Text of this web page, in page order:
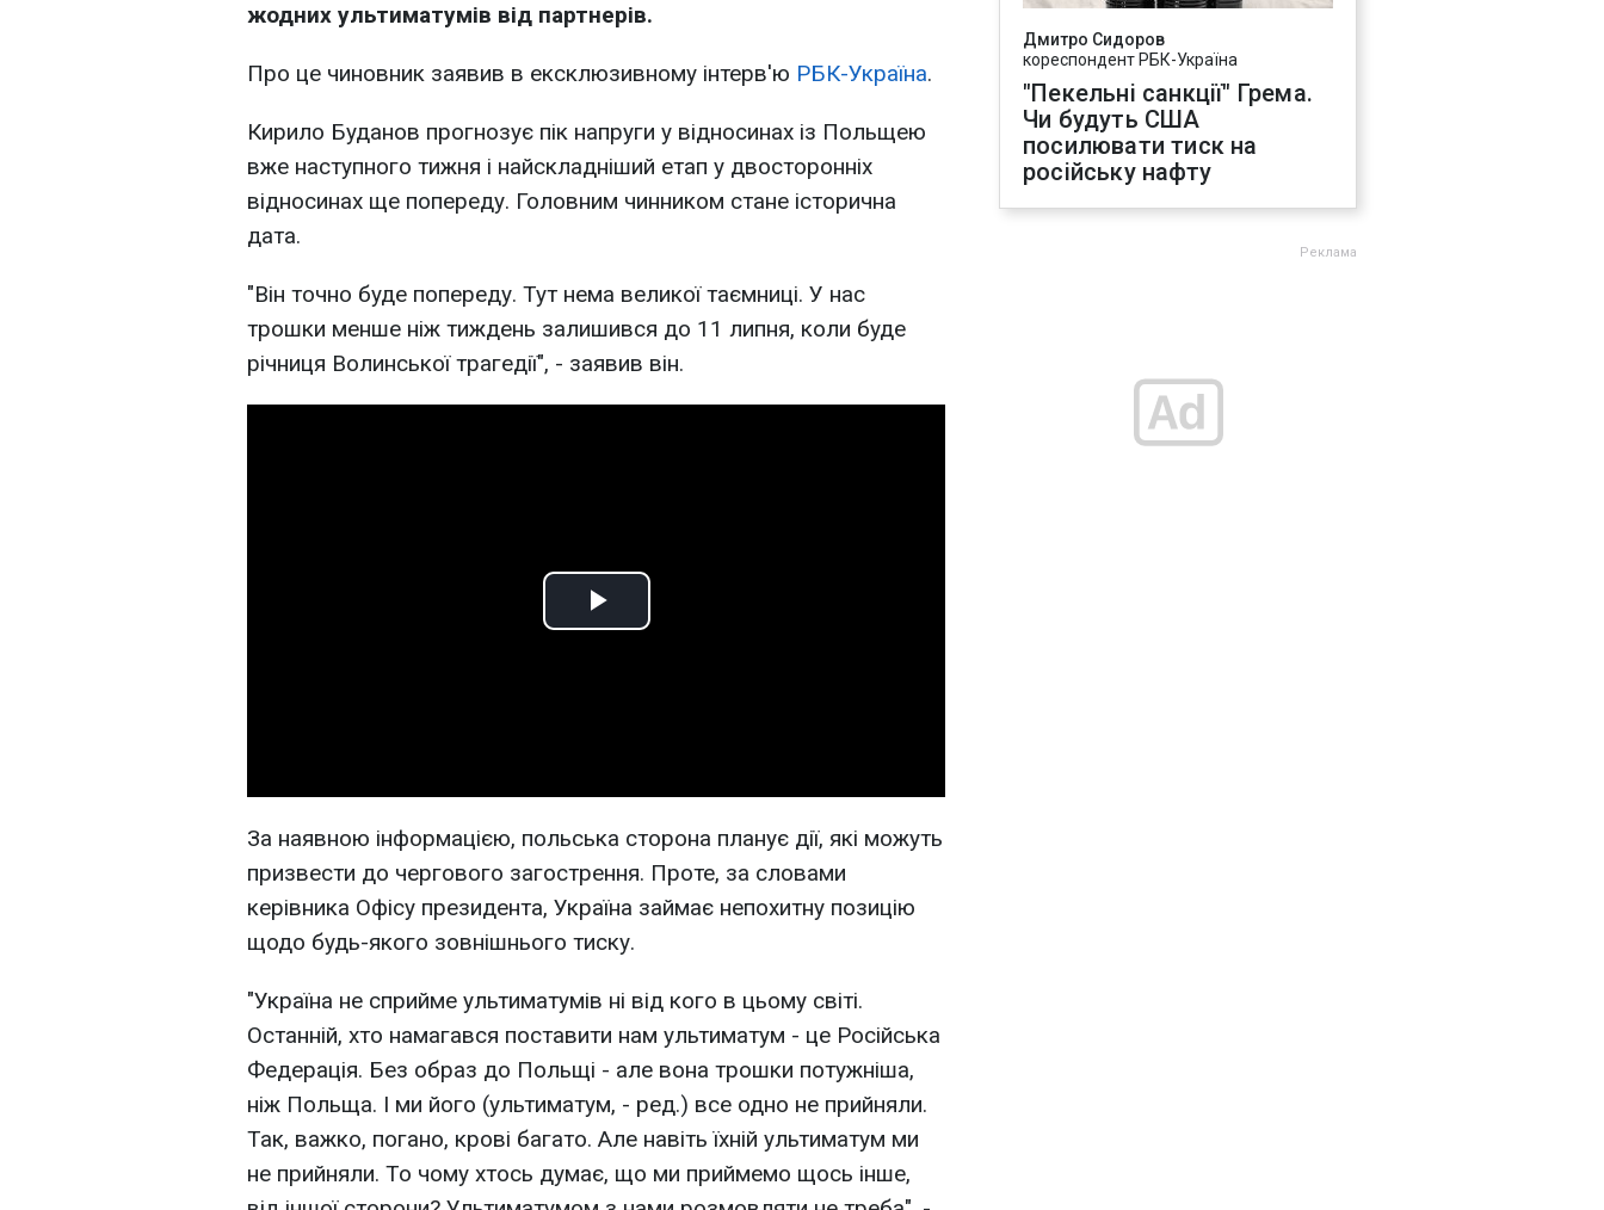
жодних ультиматумів від партнерів.
Про це чиновник заявив в ексклюзивному інтерв'ю РБК-Україна.
Кирило Буданов прогнозує пік напруги у відносинах із Польщею
вже наступного тижня і найскладніший етап у двосторонніх
відносинах ще попереду. Головним чинником стане історична
дата.
"Він точно буде попереду. Тут нема великої таємниці. У нас
трошки менше ніж тиждень залишився до 11 липня, коли буде
річниця Волинської трагедії", - заявив він.
Play
За наявною інформацією, польська сторона планує дії, які можуть
призвести до чергового загострення. Проте, за словами
керівника Офісу президента, Україна займає непохитну позицію
щодо будь-якого зовнішнього тиску.
"Україна не сприйме ультиматумів ні від кого в цьому світі.
Останній, хто намагався поставити нам ультиматум - це Російська
Федерація. Без образ до Польщі - але вона трошки потужніша,
ніж Польща. І ми його (ультиматум, - ред.) все одно не прийняли.
Так, важко, погано, крові багато. Але навіть їхній ультиматум ми
не прийняли. То чому хтось думає, що ми приймемо щось інше,
Дмитро Сидоров
кореспондент РБК-Україна
"Пекельні санкції" Грема.
Чи будуть США
посилювати тиск на
російську нафту